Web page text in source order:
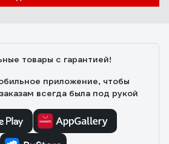
товары с гарантией!
приложение, чтобы
всегда была под рукой